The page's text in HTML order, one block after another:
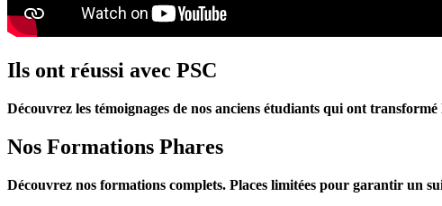
Ils ont réussi avec PSC
Découvrez les témoignages de nos anciens étudiants qui ont
Nos Formations Phares
Découvrez nos formations complets. Places limitées pour garantir un